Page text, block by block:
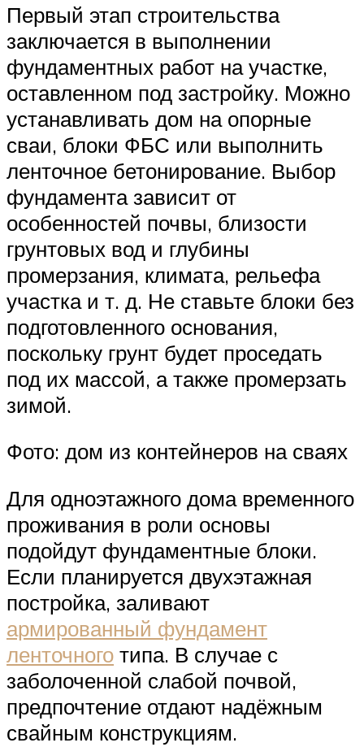
Первый этап строительства
заключается в выполнении
фундаментных работ на участке,
оставленном под застройку. Можно
устанавливать дом на опорные
сваи, блоки ФБС или выполнить
ленточное бетонирование. Выбор
фундамента зависит от
особенностей почвы, близости
грунтовых вод и глубины
промерзания, климата, рельефа
участка и т. д. Не ставьте блоки без
подготовленного основания,
поскольку грунт будет проседать
под их массой, а также промерзать
зимой.
Фото: дом из контейнеров на сваях
Для одноэтажного дома временного
проживания в роли основы
подойдут фундаментные блоки.
Если планируется двухэтажная
постройка, заливают
армированный фундамент
ленточного типа. В случае с
заболоченной слабой почвой,
предпочтение отдают надёжным
свайным конструкциям.